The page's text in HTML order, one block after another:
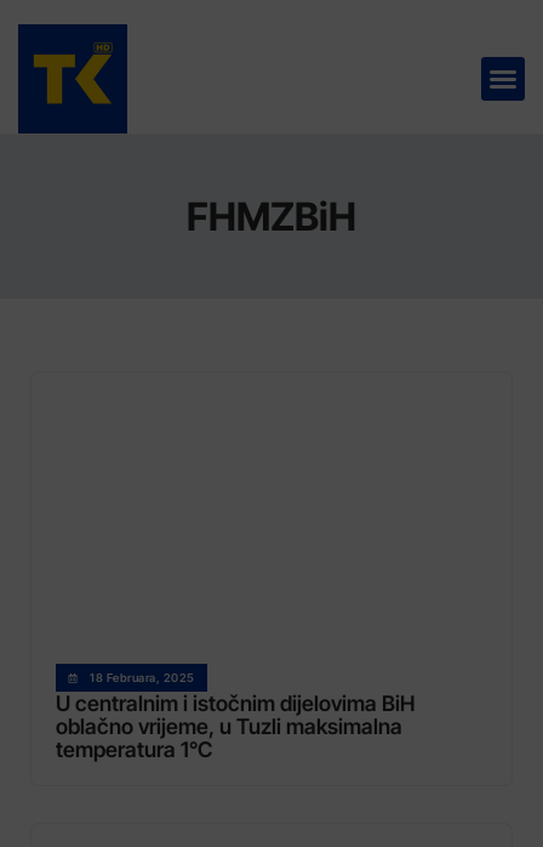
FHMZBiH
18 Februara, 2025
U centralnim i istočnim dijelovima BiH
oblačno vrijeme, u Tuzli maksimalna
temperatura 1°C